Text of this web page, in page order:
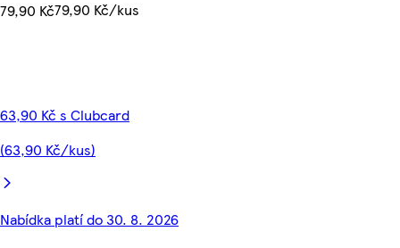
79,90 Kč79,90 Kč/kus
63,90 Kč s Clubcard
(63,90 Kč/kus)
Nabídka platí do 30. 8. 2026